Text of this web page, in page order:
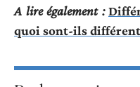
A lire également :
quoi sont-ils